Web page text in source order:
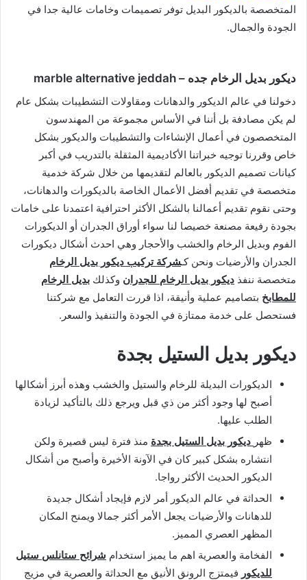
المتخصصة بالديكور البديل توفر تصميمات وخامات عالية جدا في
الجودة والجمال.
ديكور بديل الرخام جده – marble alternative jeddah
دخولنا في عالم الديكور والدهانات ومقاولات التشطيبات بشكل عام
لم يكن مصادفة بل أننا في الأساس مجموعة من المهندسون
المتخصصون في أعمال الإنشاءات والتشطيبات والديكور بشكل
خاص وقررنا توجيه خبراتنا الأكاديمية المثقلة بالتدريب في أكبر
كيانات تصميم الديكور بالعالم لتقديمها من خلال شركة خدمية
متخصصة في تقديم أفضل الأعمال الخاصة بالديكورات والدهانات،
وحتى نقوم تقديم أعمالنا بالشكل الأكثر احترافية اعتمدنا على خامات
بجودة رفيعة مصنعة خصيصا لنا سواء أوراق الجدران أو الديكورات
الفوم وبديل الرخام والخشب والأحجار وهي احدث أشكال ديكورات
الجدران والأرضيات ونحن كـشركة تركيب ديكور بديل الرخام
متخصصة ننفذ ديكور بديل الرخام للجدران وكذلك بديل الرخام
للمطابخ بتصاميم عملية وأنيقة، اذا قررت التعامل مع شركتنا
فستحصل على خدمة ممتازة في الجودة والتنفيذ والسعر.
ديكور بديل الستيل بجدة
الديكورات البديلة للرخام والستيل والخشب وهذه أبرز أشكالها
أصبح لها وجود أكثر من ذي قبل ويرجع ذلك بالتأكيد لزيادة
الطلب عليها.
ظهر ديكور بديل الستيل بجدة منذ فترة ليس قصيرة ولكن
انتشاره بشكل كبير كان في الآونة الأخيرة وأصبح من أشكال
الديكور الحديث الأكثر رواجا.
الحداثة في عالم الديكور أمر لازم فإيجاد أشكال جديدة
للدهانات والأرضيات يجعل الأمر أكثر جمالا ويمنح المكان
المظهر العصري المميز.
الفخامة والعصرية اهم ما يميز استخدام شرائح ستانلس ستيل
للديكور فيمتزج الرونق الأنيق مع الحداثة والعصرية في مزيج